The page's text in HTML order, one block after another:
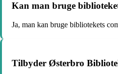
Kan man bruge
Ja, man kan bruge bibliotekets
Tilbyder Østerbro